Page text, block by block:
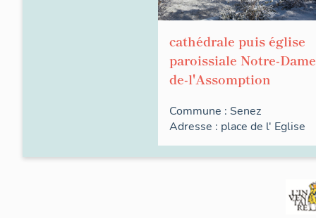
cathédrale puis église
paroissiale Notre-
de-l'Assomption
Commune : Senez
Adresse : place de l' Eglise